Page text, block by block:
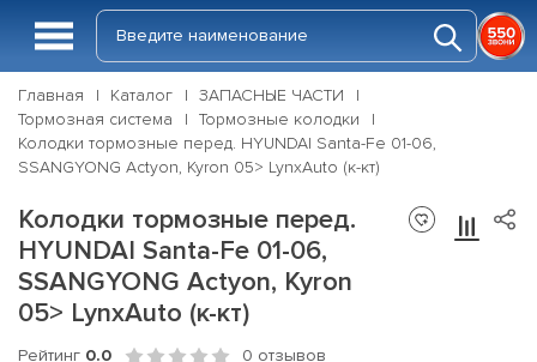
Главная Каталог
ЗАПАСНЫЕ ЧАСТИ
Тормозная система
Тормозные колодки
Колодки тормозные перед. HYUNDAI Santa-Fe 01-06,
SSANGYONG Actyon, Kyron 05> LynxAuto (к-кт)
Колодки тормозные перед.
HYUNDAI Santa-Fe 01-06,
SSANGYONG Actyon, Kyron
05> LynxAuto (к-кт)
Рейтинг 0.0 0 отзывов